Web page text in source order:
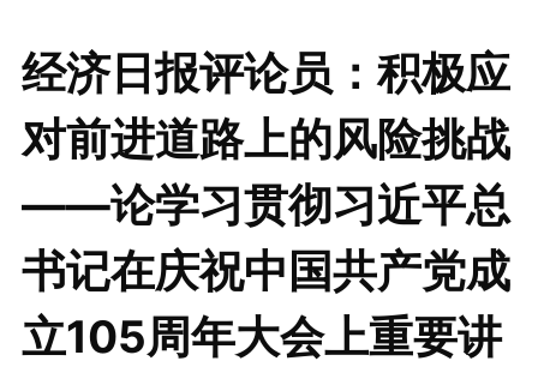
经济日报评论员：积极应
对前进道路上的风险挑战
——论学习贯彻习近平总
书记在庆祝中国共产党成
立105周年大会上重要讲